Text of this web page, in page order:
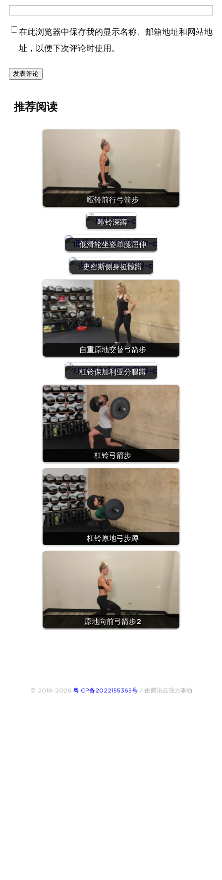
在此浏览器中保存我的显示名称、邮箱地址和网站地
址，以便下次评论时使用。
推荐阅读
哑铃前行弓箭步
哑铃深蹲
低滑轮坐姿单腿屈伸
史密斯侧身挺髋蹲
自重原地交替弓箭步
杠铃保加利亚分腿蹲
杠铃弓箭步
杠铃原地弓步蹲
原地向前弓箭步2
© 2018~2026 粤ICP备2022155365号/ 由腾讯云强力驱动